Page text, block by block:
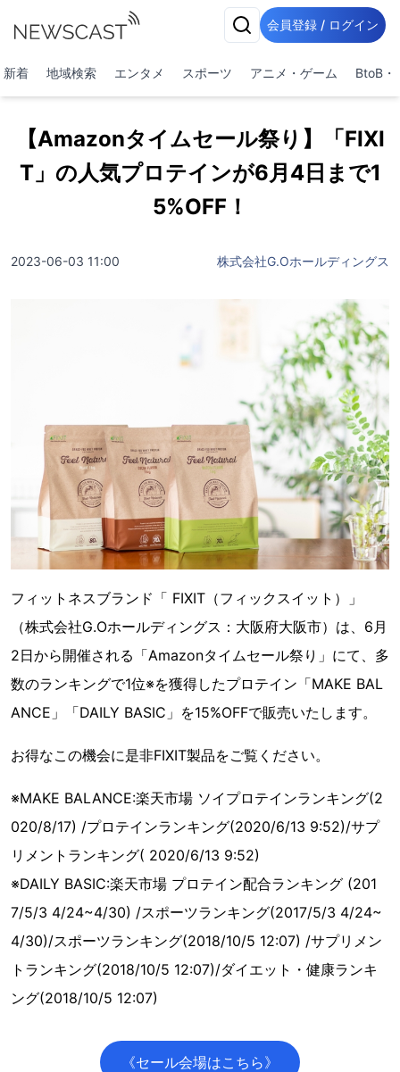
会員登録 / ログイン
新着 地域検索 エンタメ スポーツ アニメ・ゲーム BtoB・
【Amazonタイムセール祭り】「FIXI
T」の人気プロテインが6月4日まで1
5%OFF！
2023-06-03 11:00 株式会社G.Oホールディングス
フィットネスブランド「 FIXIT（フィックスイット）」
（株式会社G.Oホールディングス：大阪府大阪市）は、6月
2日から開催される「Amazonタイムセール祭り」にて、多
数のランキングで1位※を獲得したプロテイン「MAKE BAL
ANCE」「DAILY BASIC」を15%OFFで販売いたします。
お得なこの機会に是非FIXIT製品をご覧ください。
※MAKE BALANCE:楽天市場 ソイプロテインランキング(2
020/8/17) /プロテインランキング(2020/6/13 9:52)/サプ
リメントランキング( 2020/6/13 9:52)
※DAILY BASIC:楽天市場 プロテイン配合ランキング (201
7/5/3 4/24~4/30) /スポーツランキング(2017/5/3 4/24~
4/30)/スポーツランキング(2018/10/5 12:07) /サプリメン
トランキング(2018/10/5 12:07)/ダイエット・健康ランキ
ング(2018/10/5 12:07)
《セール会場はこちら》